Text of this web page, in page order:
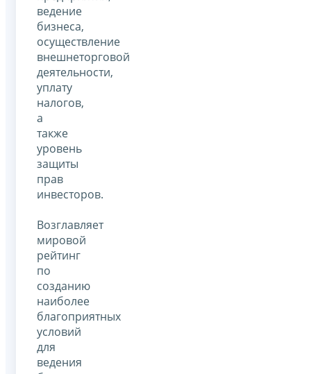
ведение
бизнеса,
осуществление
внешнеторговой
деятельности,
уплату
налогов,
а
также
уровень
защиты
прав
инвесторов.
Возглавляет
мировой
рейтинг
по
созданию
наиболее
благоприятных
условий
для
ведения